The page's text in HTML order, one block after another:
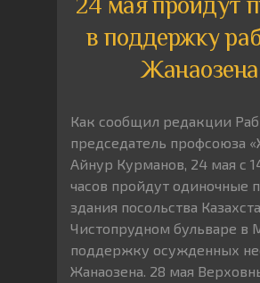
в поддержку
Жанаозена
Как сообщил редакции
председатель профсоюза
Айнур Курманов, 24 мая с
часов пройдут одиночные
здания посольства
Чистопрудном бульваре в
поддержку осужденных
Жанаозена. 28 мая